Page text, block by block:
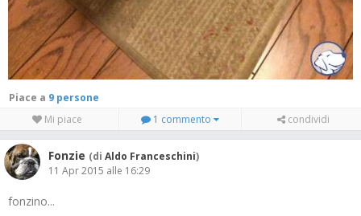
Piace a
9 persone
Mi piace
1 commento condividi
Fonzie (di Aldo Franceschini)
11 Apr 2015 alle 16:29
fonzino...